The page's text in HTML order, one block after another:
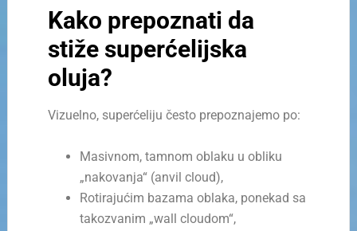
Kako prepoznati da
stiže superćelijska
oluja?
Vizuelno, superćeliju često prepoznajemo po:
Masivnom, tamnom oblaku u obliku
„nakovanja“ (anvil cloud),
Rotirajućim bazama oblaka, ponekad sa
takozvanim „wall cloudom“,